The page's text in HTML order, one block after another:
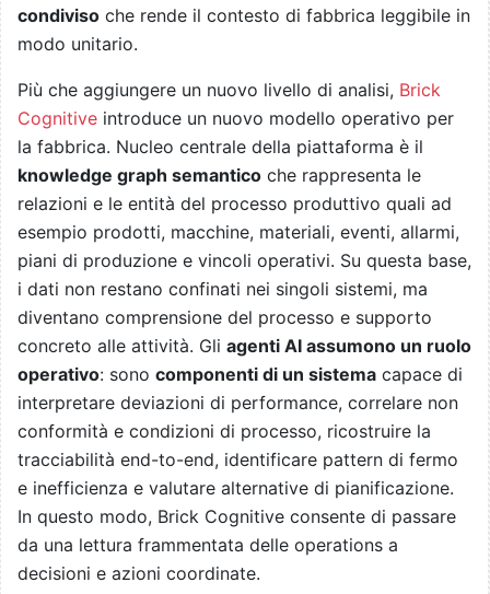
condiviso che rende il contesto di fabbrica leggibile in
modo unitario.
Più che aggiungere un nuovo livello di analisi, Brick
Cognitive introduce un nuovo modello operativo per
la fabbrica. Nucleo centrale della piattaforma è il
knowledge graph semantico che rappresenta le
relazioni e le entità del processo produttivo quali ad
esempio prodotti, macchine, materiali, eventi, allarmi,
piani di produzione e vincoli operativi. Su questa base,
i dati non restano confinati nei singoli sistemi, ma
diventano comprensione del processo e supporto
concreto alle attività. Gli agenti AI assumono un ruolo
operativo: sono componenti di un sistema capace di
interpretare deviazioni di performance, correlare non
conformità e condizioni di processo, ricostruire la
tracciabilità end-to-end, identificare pattern di fermo
e inefficienza e valutare alternative di pianificazione.
In questo modo, Brick Cognitive consente di passare
da una lettura frammentata delle operations a
decisioni e azioni coordinate.